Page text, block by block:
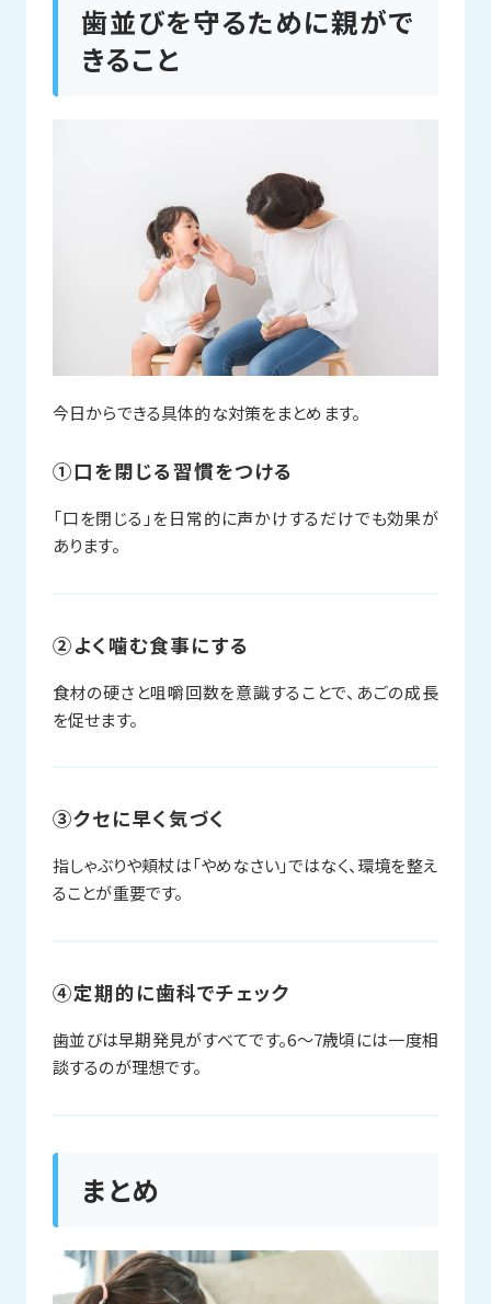
歯並びを守るために親がで
きること
今日からできる具体的な対策をまとめます。
①口を閉じる習慣をつける
「口を閉じる」を日常的に声かけするだけでも効果が
あります。
②よく噛む食事にする
食材の硬さと咀嚼回数を意識することで、あごの成長
を促せます。
③クセに早く気づく
指しゃぶりや頬杖は「やめなさい」ではなく、環境を整え
ることが重要です。
④定期的に歯科でチェック
歯並びは早期発見がすべてです。6〜7歳頃には一度相
談するのが理想です。
まとめ